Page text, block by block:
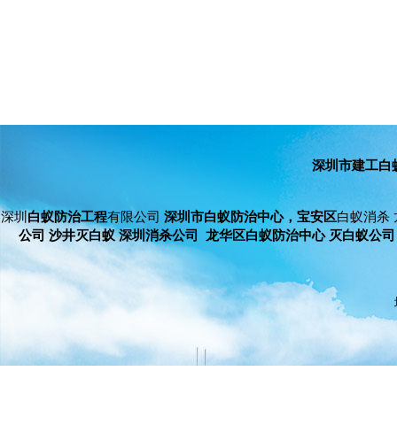
深圳市建工白
深圳白蚁防治工程有限公司 深圳市白蚁防治中心，宝安区白蚁消杀
公司 沙井灭白蚁 深圳消杀公司 龙华区白蚁防治中心 灭白蚁公